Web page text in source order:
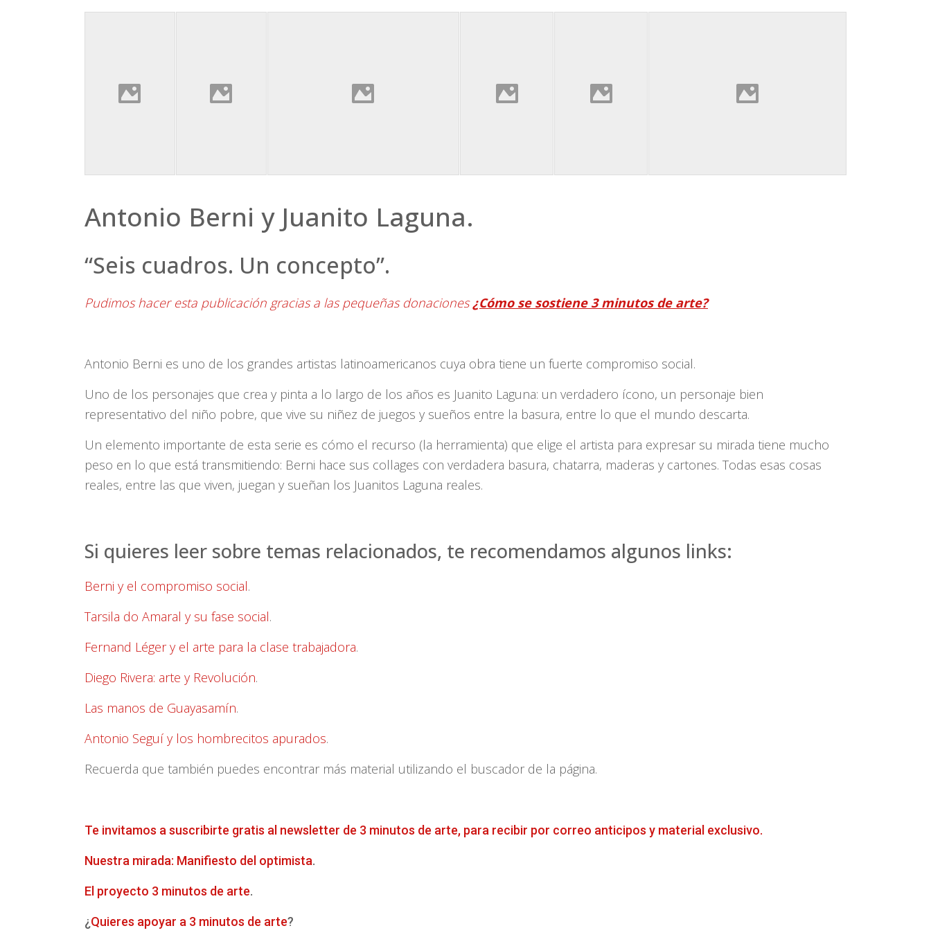
Antonio Berni y Juanito Laguna.
“Seis cuadros. Un concepto”.
Pudimos hacer esta publicación gracias a las pequeñas donaciones¿Cómo se sostiene 3 minutos de arte?
Antonio Berni es uno de los grandes artistas latinoamericanos cuya obra tiene un fuerte compromiso social.
Uno de los personajes que crea y pinta a lo largo de los años es Juanito Laguna: un verdadero ícono, un personaje bien
representativo del niño pobre, que vive su niñez de juegos y sueños entre la basura, entre lo que el mundo descarta.
Un elemento importante de esta serie es cómo el recurso (la herramienta) que elige el artista para expresar su mirada tiene mucho
peso en lo que está transmitiendo: Berni hace sus collages con verdadera basura, chatarra, maderas y cartones. Todas esas cosas
reales, entre las que viven, juegan y sueñan los Juanitos Laguna reales.
Si quieres leer sobre temas relacionados, te recomendamos algunos links:
Berni y el compromiso social.
Tarsila do Amaral y su fase social.
Fernand Léger y el arte para la clase trabajadora.
Diego Rivera: arte y Revolución.
Las manos de Guayasamín.
Antonio Seguí y los hombrecitos apurados.
Recuerda que también puedes encontrar más material utilizando el buscador de la página.
Te invitamos a suscribirte gratis al newsletter de 3 minutos de arte, para recibir por correo anticipos y material exclusivo.
Nuestra mirada: Manifiesto del optimista.
El proyecto 3 minutos de arte.
¿Quieres apoyar a 3 minutos de arte?